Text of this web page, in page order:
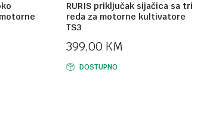
RURIS priključak sijačica sa tri
reda za motorne kultivatore
TS3
399,00 KM
DOSTUPNO